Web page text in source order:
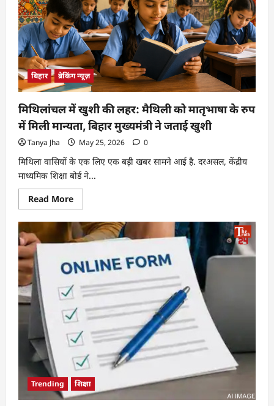
बिहार ब्रेकिंग न्यूज़
मिथिलांचल में खुशी की लहर: मैथिली को मातृभाषा के रुप
में मिली मान्यता, बिहार मुख्यमंत्री ने जताई खुशी
Tanya Jha May 25, 2026 0
मिथिला वासियों के एक लिए एक बड़ी खबर सामने आई है. दरअसल, केंद्रीय
माध्यमिक शिक्षा बोर्ड ने...
Read More
Trending शिक्षा